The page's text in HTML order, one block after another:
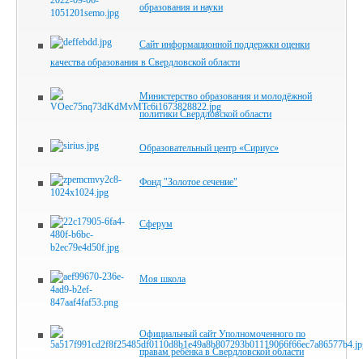
образования и науки
Сайт информационной поддержки оценки
качества образования в Свердловской области
Министерство образования и молодёжной
политики Свердловской области
Образовательный центр «Сириус»
Фонд "Золотое сечение"
Сферум
Моя школа
Официальный сайт Уполномоченного по
правам ребёнка в Свердловской области